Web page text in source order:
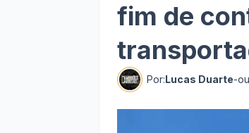
fim de
Por:Lucas Duarte-